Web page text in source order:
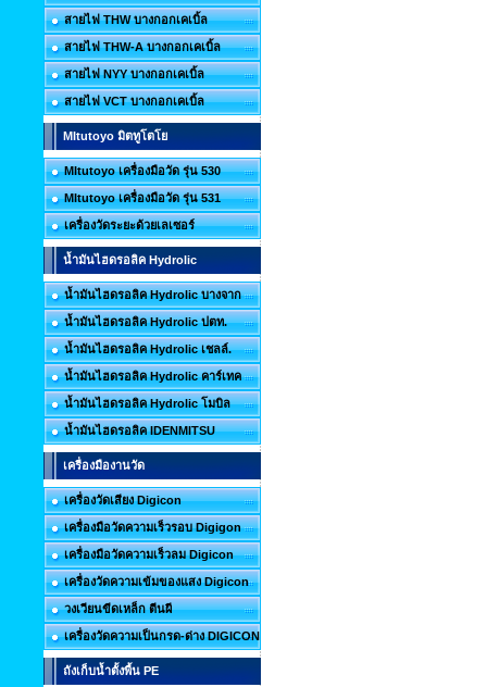
สายไฟ THW บางกอกเคเบิ้ล
สายไฟ THW-A บางกอกเคเบิ้ล
สายไฟ NYY บางกอกเคเบิ้ล
สายไฟ VCT บางกอกเคเบิ้ล
MItutoyo มิตทูโตโย
MItutoyo เครื่องมือวัด รุ่น 530
MItutoyo เครื่องมือวัด รุ่น 531
เครื่องวัดระยะด้วยเลเซอร์
น้ำมันไฮดรอลิค Hydrolic
น้ำมันไฮดรอลิค Hydrolic บางจาก
น้ำมันไฮดรอลิค Hydrolic ปตท.
น้ำมันไฮดรอลิค Hydrolic เชลล์.
น้ำมันไฮดรอลิค Hydrolic คาร์เทค
น้ำมันไฮดรอลิค Hydrolic โมบิล
น้ำมันไฮดรอลิค IDENMITSU
เครื่องมืองานวัด
เครื่องวัดเสียง Digicon
เครื่องมือวัดความเร็วรอบ Digigon
เครื่องมือวัดความเร็วลม Digicon
เครื่องวัดความเข้มของแสง Digicon
วงเวียนขีดเหล็ก ตีนผี
เครื่องวัดความเป็นกรด-ด่าง DIGICON
ถังเก็บน้ำตั้งพื้น PE